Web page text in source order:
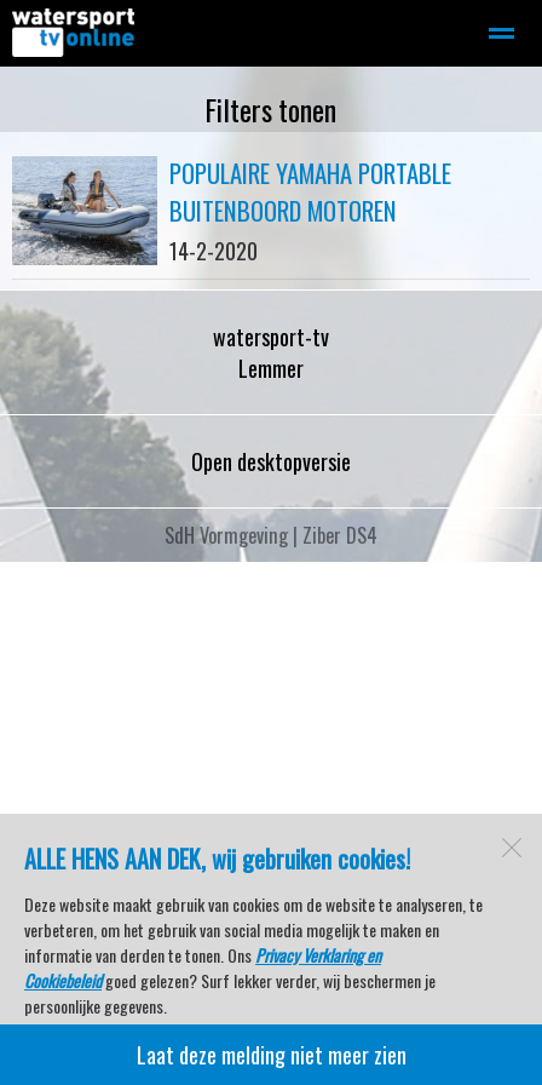
Motorboot-sloep Adverteren
Home
ALLE HENS AAN DEK, wij gebruiken cookies!
Deze website maakt gebruik van cookies om de website te analyseren, te
verbeteren, om het gebruik van social media mogelijk te maken en
informatie van derden te tonen. OnsPrivacy Verklaring en
Cookiebeleidgoed gelezen? Surf lekker verder, wij beschermen je
persoonlijke gegevens.
Veel kijkplezier met Watersport TV Beleving & Nieuws!
Laat deze melding niet meer zien
Filters tonen
POPULAIRE YAMAHA PORTABLE
BUITENBOORD MOTOREN
14-2-2020
watersport-tv
Lemmer
Open desktopversie
SdH Vormgeving | Ziber DS4